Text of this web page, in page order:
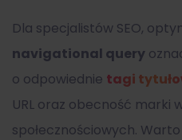
Dla specjalistów SEO,
navigational query
o odpowiednie tagi
URL oraz obecność marki
społecznościowych.